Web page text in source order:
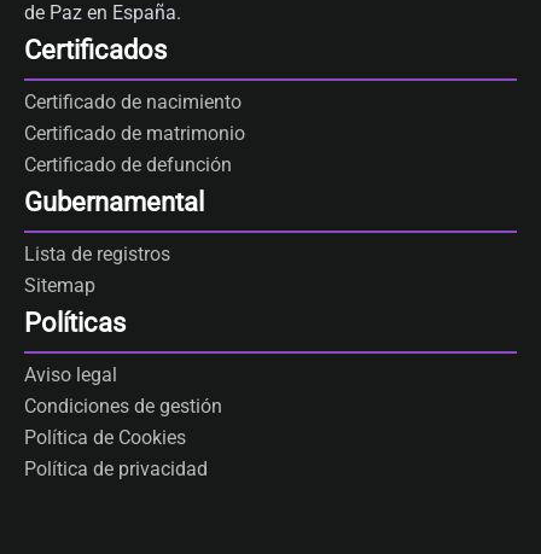
de Paz en España.
Certificados
Certificado de nacimiento
Certificado de matrimonio
Certificado de defunción
Gubernamental
Lista de registros
Sitemap
Políticas
Aviso legal
Condiciones de gestión
Política de Cookies
Política de privacidad